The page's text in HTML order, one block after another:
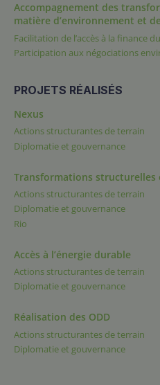
Accompagnement des
matière d’environnement et
Facilitation de l’accès à la finance
Participation aux négociations
PROJETS RÉALISÉS
Nexus
Actions structurantes de terrain
Diplomatie et gouvernance
Transformations structurelles
Actions structurantes de terrain
Diplomatie et gouvernance
Rio
Accès à l’énergie durable
Actions structurantes de terrain
Diplomatie et gouvernance
Réalisation des ODD
Actions structurantes de terrain
Diplomatie et gouvernance